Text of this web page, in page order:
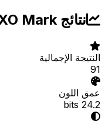
نتائج DXO Mark
النتيجة الإجمالية
91
عمق اللون
24.2 bits